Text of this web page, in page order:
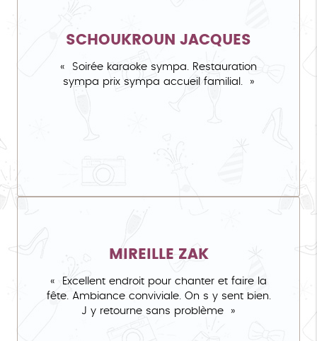
SCHOUKROUN JACQUES
Soirée karaoke sympa. Restauration
sympa prix sympa accueil familial.
MIREILLE ZAK
Excellent endroit pour chanter et faire la
fête. Ambiance conviviale. On s y sent bien.
J y retourne sans problème